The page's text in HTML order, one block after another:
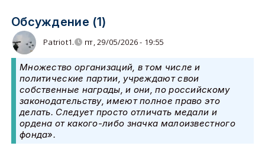
Обсуждение (1)
Patriot1. пт, 29/05/2026 - 19:55
Множество организаций, в том числе и
политические партии, учреждают свои
собственные награды, и они, по российскому
законодательству, имеют полное право это
делать. Следует просто отличать медали и
ордена от какого-либо значка малоизвестного
фонда».